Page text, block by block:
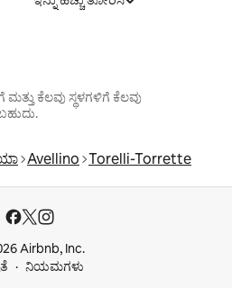
ಕೆಲವು ಸ್ಥಳಗಳಿಗೆ ಕೆಲವು
Avellino Torelli-Torrette
Airbnb, Inc.
ನಿಯಮಗಳು